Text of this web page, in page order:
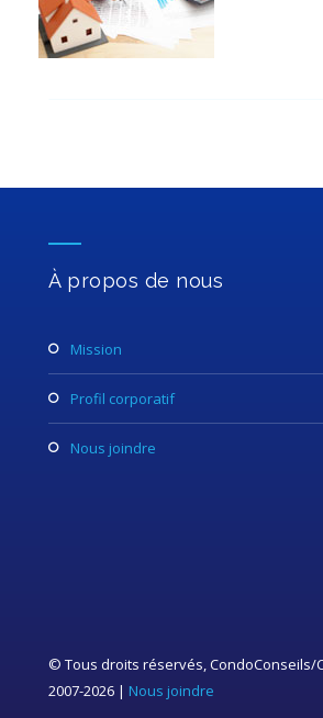
À propos de nous
mission
profil corporatif
nous joindre
© Tous droits réservés, CondoConseils/
2007-2026 | Nous joindre